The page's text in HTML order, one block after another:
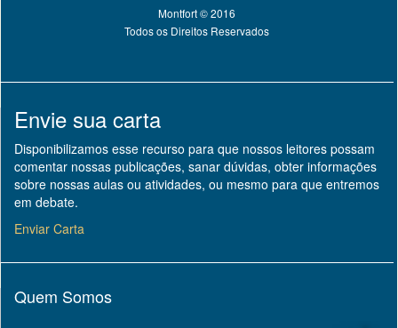
Montfort © 2016
Todos os Direitos Reservados
Envie sua carta
Disponibilizamos esse recurso para que nossos leitores possam
comentar nossas publicações, sanar dúvidas, obter informações
sobre nossas aulas ou atividades, ou mesmo para que entremos
em debate.
Enviar Carta
Quem Somos